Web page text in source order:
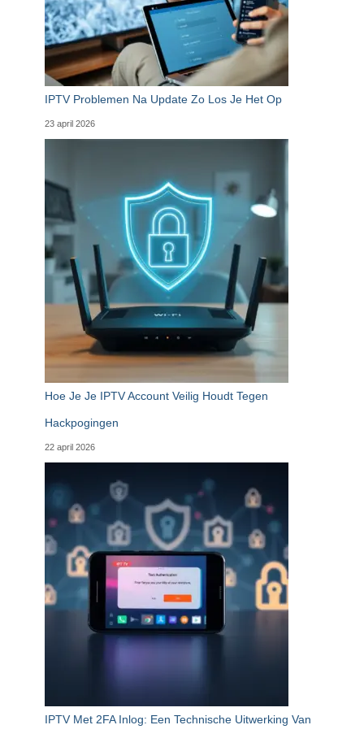
IPTV Problemen Na Update Zo Los Je Het Op
23 april 2026
Hoe Je Je IPTV Account Veilig Houdt Tegen
Hackpogingen
22 april 2026
IPTV Met 2FA Inlog: Een Technische Uitwerking Van